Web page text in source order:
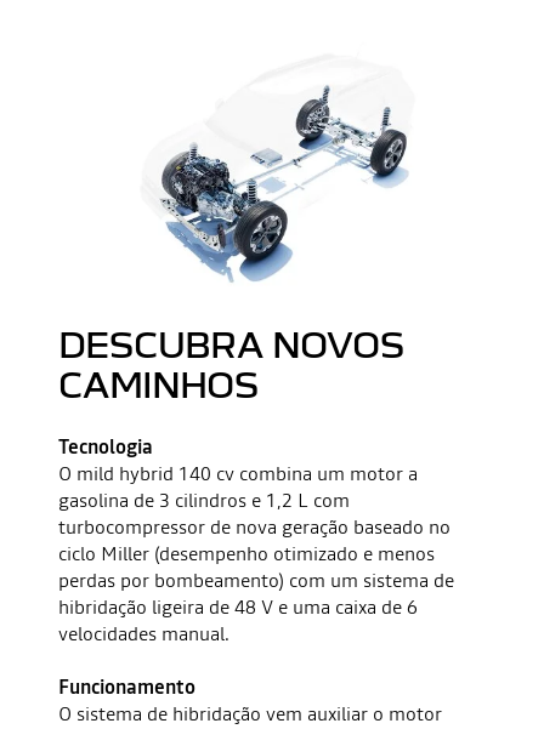
DESCUBRA NOVOS
CAMINHOS
Tecnologia
O mild hybrid 140 cv combina um motor a
gasolina de 3 cilindros e 1,2 L com
turbocompressor de nova geração baseado no
ciclo Miller (desempenho otimizado e menos
perdas por bombeamento) com um sistema de
hibridação ligeira de 48 V e uma caixa de 6
velocidades manual.
Funcionamento
O sistema de hibridação vem auxiliar o motor